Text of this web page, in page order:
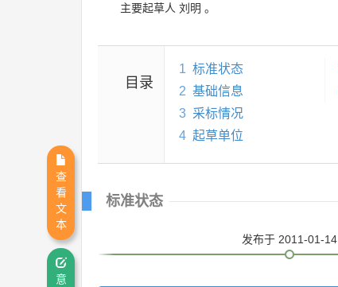
主要起草人 刘明 。
目录
1 标准状态
2 基础信息
3 采标情况
4 起草单位
标准状态
发布于 2011-01-14
查
看
文
本
意